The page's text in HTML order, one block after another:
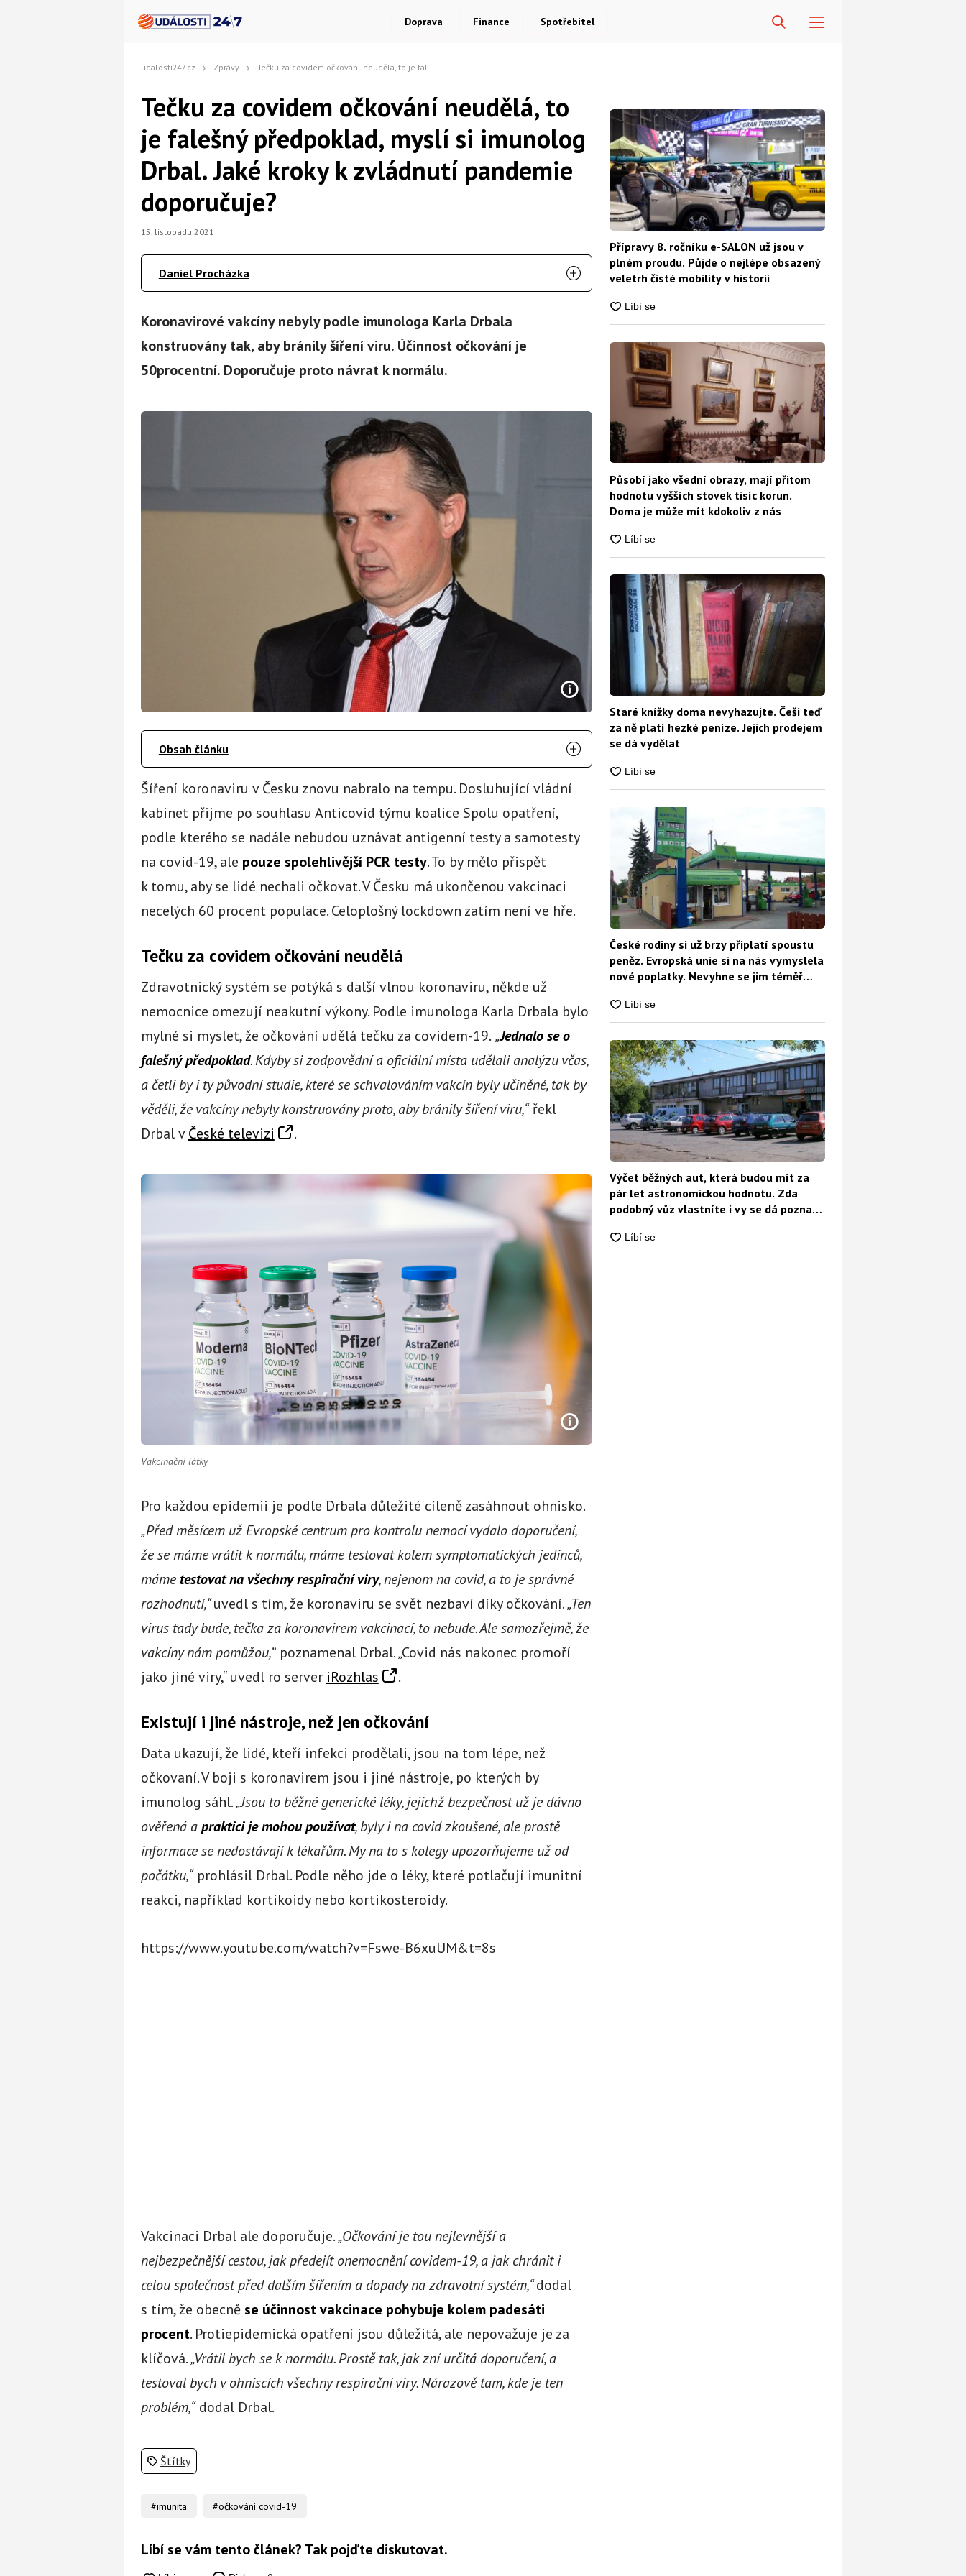
Doprava Finance Spotřebitel
udalosti247.cz Zprávy Tečku za covidem očkování neudělá, to je falešný předpoklad, myslí si imunolog Drbal. Jaké kroky k zvládnutí pandemie doporučuje?
Tečku za covidem očkování neudělá, to
je falešný předpoklad, myslí si imunolog
Drbal. Jaké kroky k zvládnutí pandemie
doporučuje?
15. listopadu 2021
Daniel Procházka
Koronavirové vakcíny nebyly podle imunologa Karla Drbala
konstruovány tak, aby bránily šíření viru. Účinnost očkování je
50procentní. Doporučuje proto návrat k normálu.
Obsah článku
Šíření koronaviru v Česku znovu nabralo na tempu. Dosluhující vládní
kabinet přijme po souhlasu Anticovid týmu koalice Spolu opatření,
podle kterého se nadále nebudou uznávat antigenní testy a samotesty
na covid-19, ale pouze spolehlivější PCR testy. To by mělo přispět
k tomu, aby se lidé nechali očkovat. V Česku má ukončenou vakcinaci
necelých 60 procent populace. Celoplošný lockdown zatím není ve hře.
Tečku za covidem očkování neudělá
Zdravotnický systém se potýká s další vlnou koronaviru, někde už
nemocnice omezují neakutní výkony. Podle imunologa Karla Drbala bylo
mylné si myslet, že očkování udělá tečku za covidem-19. „Jednalo se o
falešný předpoklad. Kdyby si zodpovědní a oficiální místa udělali analýzu včas,
a četli by i ty původní studie, které se schvalováním vakcín byly učiněné, tak by
věděli, že vakcíny nebyly konstruovány proto, aby bránily šíření viru,“řekl
Drbal vČeské televizi .
Vakcinační látky
Pro každou epidemii je podle Drbala důležité cíleně zasáhnout ohnisko.
„Před měsícem už Evropské centrum pro kontrolu nemocí vydalo doporučení,
že se máme vrátit k normálu, máme testovat kolem symptomatických jedinců,
máme testovat na všechny respirační viry, nejenom na covid, a to je správné
rozhodnutí,“uvedl s tím, že koronaviru se svět nezbaví díky očkování.„Ten
virus tady bude, tečka za koronavirem vakcinací, to nebude. Ale samozřejmě, že
vakcíny nám pomůžou,“poznamenal Drbal. „Covid nás nakonec promoří
jako jiné viry,“ uvedl ro server iRozhlas .
Existují i jiné nástroje, než jen očkování
Data ukazují, že lidé, kteří infekci prodělali, jsou na tom lépe, než
očkovaní. V boji s koronavirem jsou i jiné nástroje, po kterých by
imunolog sáhl.„Jsou to běžné generické léky, jejichž bezpečnost už je dávno
ověřená apraktici je mohou používat, byly i na covid zkoušené, ale prostě
informace se nedostávají k lékařům. My na to s kolegy upozorňujeme už od
počátku,“prohlásil Drbal. Podle něho jde o léky, které potlačují imunitní
reakci, například kortikoidy nebo kortikosteroidy.
https://www.youtube.com/watch?v=Fswe-B6xuUM&t=8s
Vakcinaci Drbal ale doporučuje.„Očkování je tou nejlevnější a
nejbezpečnější cestou, jak předejít onemocnění covidem-19, a jak chránit i
celou společnost před dalším šířením a dopady na zdravotní systém,“dodal
s tím, že obecně se účinnost vakcinace pohybuje kolem padesáti
procent. Protiepidemická opatření jsou důležitá, ale nepovažuje je za
klíčová.„Vrátil bych se k normálu. Prostě tak, jak zní určitá doporučení, a
testoval bych v ohniscích všechny respirační viry. Nárazově tam, kde je ten
problém,“dodal Drbal.
Štítky
#imunita #očkování covid-19
Líbí se vám tento článek? Tak pojďte diskutovat.
Přípravy 8. ročníku e-SALON už jsou v
plném proudu. Půjde o nejlépe obsazený
veletrh čisté mobility v historii
Působí jako všední obrazy, mají přitom
hodnotu vyšších stovek tisíc korun.
Doma je může mít kdokoliv z nás
Staré knížky doma nevyhazujte. Češi teď
za ně platí hezké peníze. Jejich prodejem
se dá vydělat
České rodiny si už brzy připlatí spoustu
peněz. Evropská unie si na nás vymyslela
nové poplatky. Nevyhne se jim téměř
Výčet běžných aut, která budou mít za
pár let astronomickou hodnotu. Zda
podobný vůz vlastníte i vy se dá poznat